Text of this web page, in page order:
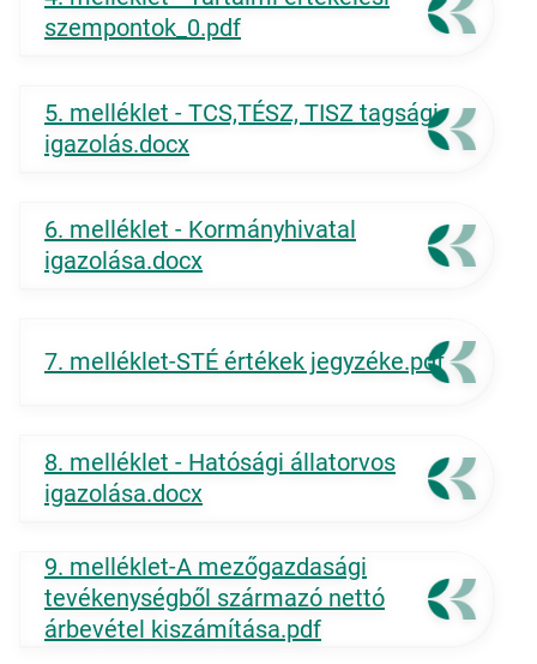
szempontok_0.pdf
5. melléklet - TCS,TÉSZ, TISZ tagsági
igazolás.docx
6. melléklet - Kormányhivatal
igazolása.docx
7. melléklet-STÉ értékek jegyzéke.pdf
8. melléklet - Hatósági állatorvos
igazolása.docx
9. melléklet-A mezőgazdasági
tevékenységből származó nettó
árbevétel kiszámítása.pdf